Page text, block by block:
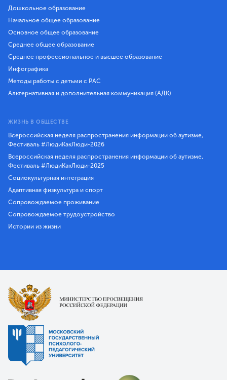
Дошкольное образование
Начальное общее образование
Основное общее образование
Среднее общее образование
Среднее профессиональное и высшее образование
Инфографика
Методы работы с детьми с РАС
Альтернативная и дополнительная коммуникация (АДК)
ЖИЗНЬ В ОБЩЕСТВЕ
Всероссийская неделя распространения информации об аутизме,
Фестиваль #ЛюдиКакЛюди-2026
Всероссийская неделя распространения информации об аутизме,
Фестиваль #ЛюдиКакЛюди-2025
Социокультурная интеграция
Адаптивная физкультура и спорт
Сопровождаемое проживание
Сопровождаемое трудоустройство
Истории из жизни